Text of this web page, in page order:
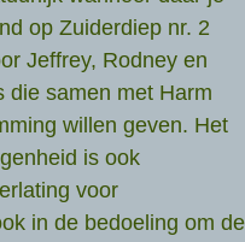
op Zuiderdiep nr. 2
Jeffrey, Rodney en
die samen met Harm
willen geven. Het
is ook
voor
in de bedoeling om de